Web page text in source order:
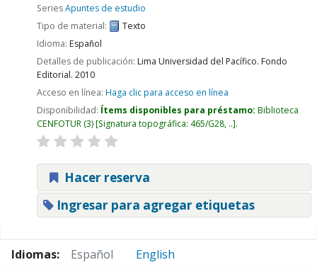
SeriesApuntes de estudio
Tipo de material:
Texto
Idioma: Español
Detalles de publicación: Lima Universidad del Pacífico. Fondo
Editorial. 2010
Acceso en línea: Haga clic para acceso en línea
Disponibilidad: Ítems disponibles para préstamo: Biblioteca
CENFOTUR(3) Signatura topográfica: 465/G28, .. .
Hacer reserva
Ingresar para agregar etiquetas
Idiomas: Español English